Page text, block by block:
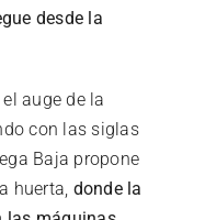
desde la
auge de la
con las siglas
Baja propone
huerta, donde la